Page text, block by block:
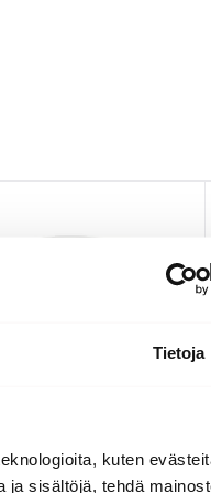
Tietoja
kuten
ja sisältöjä, tehdä